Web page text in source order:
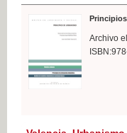
Archivo